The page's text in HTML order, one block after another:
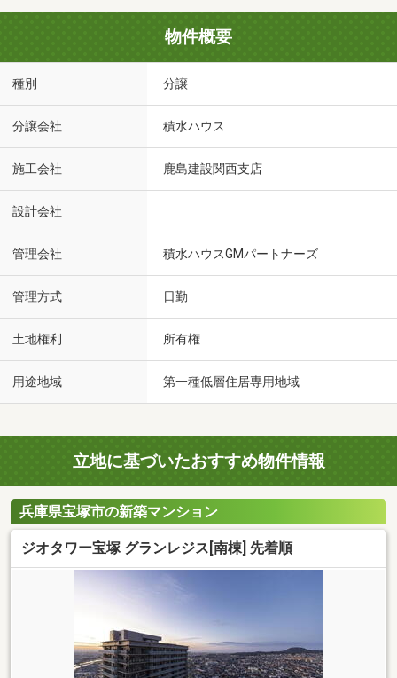
物件概要
種別 分譲
分譲会社 積水ハウス
施工会社 鹿島建設関西支店
設計会社
管理会社 積水ハウスGMパートナーズ
管理方式 日勤
土地権利 所有権
用途地域 第一種低層住居専用地域
立地に基づいたおすすめ物件情報
兵庫県宝塚市の新築マンション
ジオタワー宝塚 グランレジス[南棟] 先着順